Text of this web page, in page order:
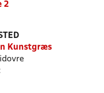
2
Kunstgræs